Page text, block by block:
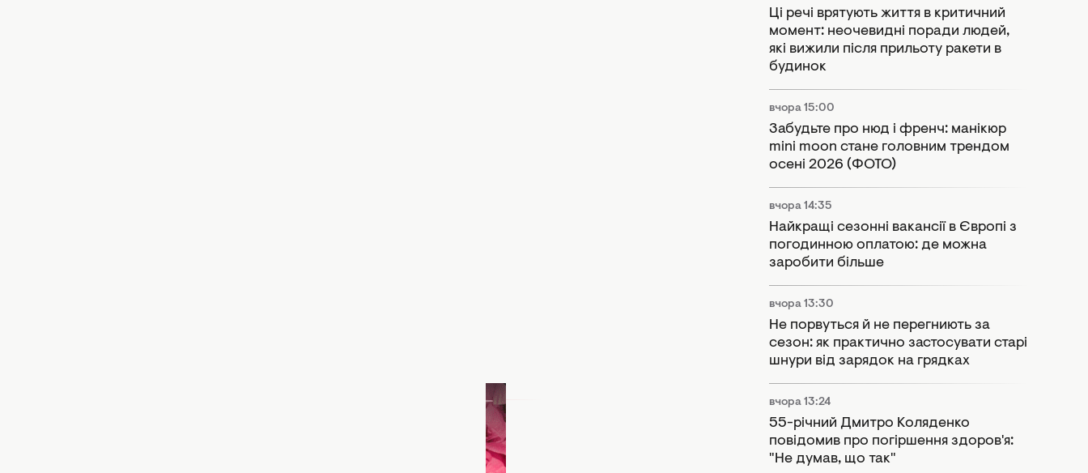
Єва Коршик показала подарунок від коханого на річницю. Скриншот
Ці речі врятують життя в критичний
момент: неочевидні поради людей,
які вижили після прильоту ракети в
будинок
вчора 15:00
Забудьте про нюд і френч: манікюр
mini moon стане головним трендом
осені 2026 (ФОТО)
вчора 14:35
Найкращі сезонні вакансії в Європі з
погодинною оплатою: де можна
заробити більше
вчора 13:30
Не порвуться й не перегниють за
сезон: як практично застосувати старі
шнури від зарядок на грядках
вчора 13:24
55-річний Дмитро Коляденко
повідомив про погіршення здоров'я:
"Не думав, що так"